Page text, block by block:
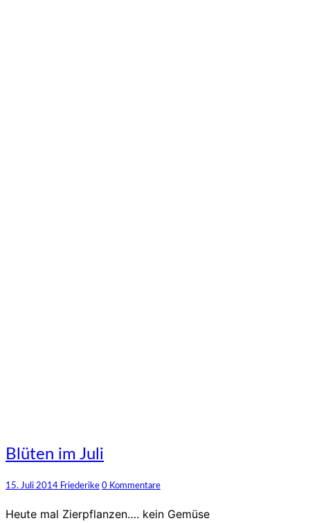
Blüten
im
Juli
Blüten im Juli
15. Juli 2014 Friederike Kommentare
0 Kommentare
Heute mal Zierpflanzen…. kein Gemüse